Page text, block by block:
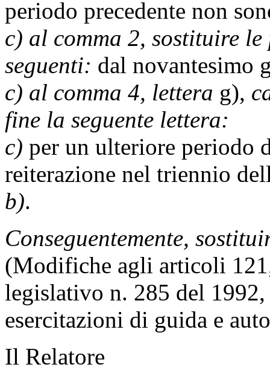
periodo precedente non
c) al comma 2, sostituire
seguenti: dal novantesimo
c) al comma 4, lettera g),
fine la seguente lettera:
c) per un ulteriore periodo
reiterazione nel triennio
b).
Conseguentemente,
(Modifiche agli articoli
legislativo n. 285 del
esercitazioni di guida e
Il Relatore